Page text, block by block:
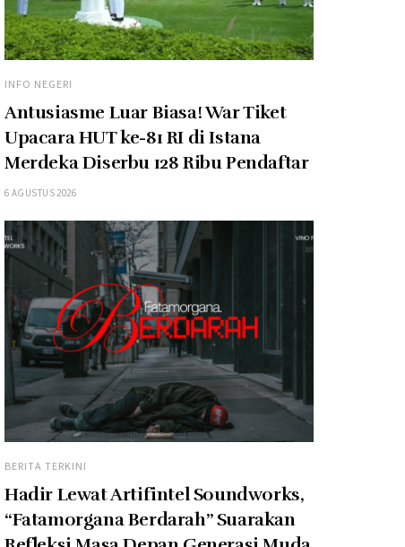
INFO NEGERI
Antusiasme Luar Biasa! War Tiket
Upacara HUT ke-81 RI di Istana
Merdeka Diserbu 128 Ribu Pendaftar
6 AGUSTUS 2026
BERITA TERKINI
Hadir Lewat Artifintel Soundworks,
“Fatamorgana Berdarah” Suarakan